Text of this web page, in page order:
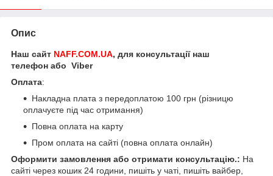
Опис
Наш сайт NAFF.COM.UA, для консультації наш
телефон або Viber
Оплата:
Накладна плата з передоплатою 100 грн (різницю
оплачуєте під час отримання)
Повна оплата на карту
Пром оплата на сайті (повна оплата онлайн)
Оформити замовлення або отримати консультацію.: На
сайті через кошик 24 години, пишіть у чаті, пишіть вайбер,